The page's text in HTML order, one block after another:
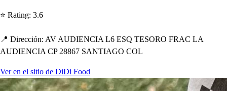
⭐ Rating: 3.6
📍 Dirección: AV AUDIENCIA L6 ESQ TESORO FRAC LA
AUDIENCIA CP 28867 SANTIAGO COL
Ver en el sitio de DiDi Food